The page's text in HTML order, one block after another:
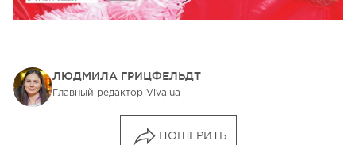
ЛЮДМИЛА ГРИЦФЕЛЬДТ
Главный редактор Viva.ua
ПОШЕРИТЬ